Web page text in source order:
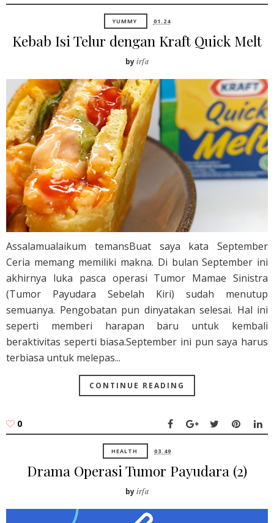
YUMMY 01.24
Kebab Isi Telur dengan Kraft Quick Melt
byirfa
Assalamualaikum temansBuat saya kata September
Ceria memang memiliki makna. Di bulan September ini
akhirnya luka pasca operasi Tumor Mamae Sinistra
(Tumor Payudara Sebelah Kiri) sudah menutup
semuanya. Pengobatan pun dinyatakan selesai. Hal ini
seperti memberi harapan baru untuk kembali
beraktivitas seperti biasa.September ini pun saya harus
terbiasa untuk melepas...
CONTINUE READING
0
HEALTH 03.49
Drama Operasi Tumor Payudara (2)
byirfa